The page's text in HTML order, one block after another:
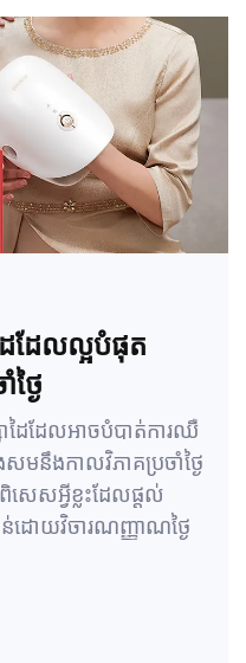
ៃដែលល្អបំផុត
ងៃ
ដៃដែលអាចបំបាត់ការឈឺ
នឹងកាលវិភាគប្រចាំថ្ងៃ
េសអ្វីខ្លះដែលផ្តល់
ដោយវិចារណញ្ញាណថ្ងៃ